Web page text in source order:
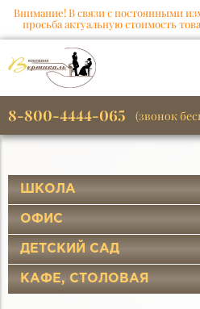
Внимание! В связи с постоянными
просьба актуальную стоимость
8-800-4444-065 (звонок
ШКОЛА
ОФИС
ДЕТСКИЙ САД
КАФЕ, СТОЛОВАЯ